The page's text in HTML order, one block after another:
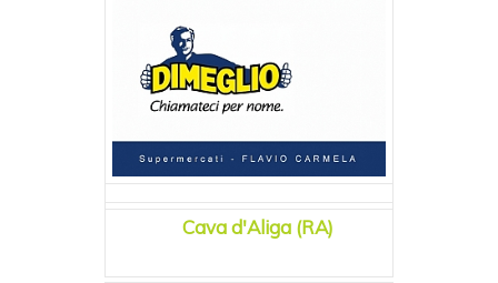
Cava d'Aliga (RA)